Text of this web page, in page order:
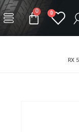
0
0